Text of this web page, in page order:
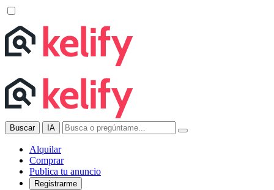
Buscar IA
Alquilar
Comprar
Publica tu anuncio
Registrarme